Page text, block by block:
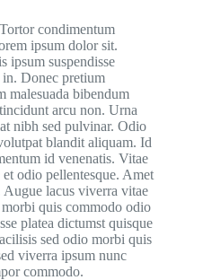
condimentum
ipsum dolor sit.
ipsum suspendisse
in. Donec pretium
malesuada bibendum
arcu non. Urna
nibh sed pulvinar. Odio
blandit aliquam. Id
id venenatis. Vitae
odio pellentesque. Amet
Augue lacus viverra vitae
quis commodo odio
platea dictumst quisque
sed odio morbi quis
viverra ipsum nunc
commodo.